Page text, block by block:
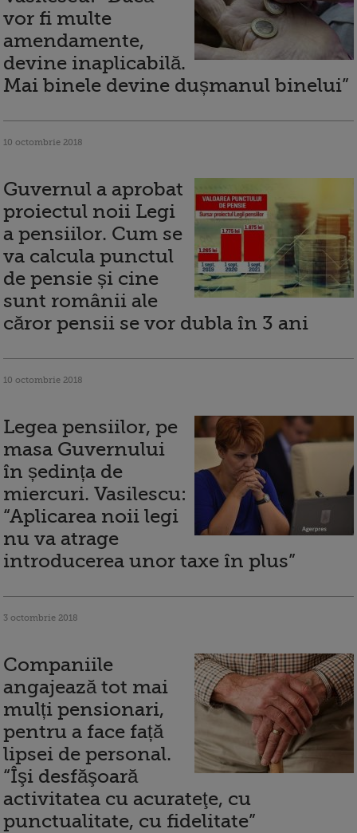
vor fi multe
amendamente,
devine inaplicabilă.
Mai binele devine dușmanul binelui”
10 octombrie 2018
Guvernul a aprobat
proiectul noii Legi
a pensiilor. Cum se
va calcula punctul
de pensie și cine
sunt românii ale
căror pensii se vor dubla în 3 ani
10 octombrie 2018
Legea pensiilor, pe
masa Guvernului
în ședința de
miercuri. Vasilescu:
“Aplicarea noii legi
nu va atrage
introducerea unor taxe în plus”
3 octombrie 2018
Companiile
angajează tot mai
mulți pensionari,
pentru a face față
lipsei de personal.
“Îşi desfăşoară
activitatea cu acurateţe, cu
punctualitate, cu fidelitate”